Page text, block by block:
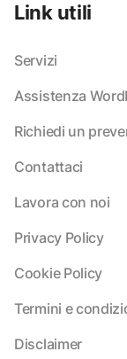
Link utili
Servizi
Assistenza
Richiedi un
Contattaci
Lavora con noi
Privacy Policy
Cookie Policy
Termini e
Disclaimer